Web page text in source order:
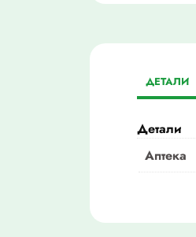
ДЕТАЛИ
Детали
Аптека